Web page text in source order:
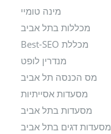
מינה טומיי
מכללות בתל אביב
מכללת Best-SEO
מנדרין לופט
מס הכנסה תל אביב
מסעדות אסייתיות
מסעדות בתל אביב
מסעדות דגים בתל אביב